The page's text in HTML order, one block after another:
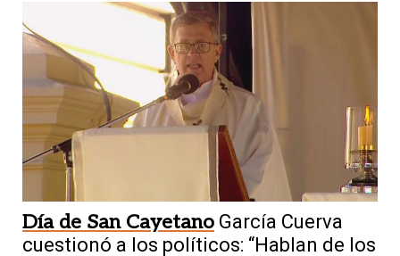
Día de San Cayetano García Cuerva
cuestionó a los políticos: “Hablan de los